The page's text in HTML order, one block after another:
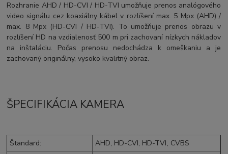
Rozhranie AHD / HD-CVI / HD-TVI umožňuje prenos analógového
video signálu cez koaxiálny kábel v rozlíšení max. 5 Mpx (AHD) /
max. 8 Mpx (HD-CVI / HD-TVI). To umožňuje prenos obrazu v
rozlíšení HD na vzdialenosť 500 m pri zachovaní nízkych nákladov
na inštaláciu. Počas prenosu nedochádza k omeškaniu a je
zachovaný originálny, vysoko kvalitný obraz.
ŠPECIFIKÁCIA KAMERA
Štandard: AHD, HD-CVI, HD-TVI, CVBS